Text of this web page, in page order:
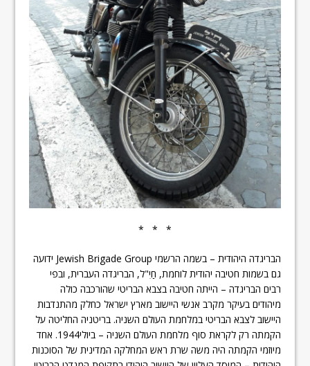
* * *
הבריגדה היהודית – בשמה הרשמי Jewish Brigade Group ידועה
גם בשמות חטיבה יהודית לוחמת, חַיִ"ל, הבריגדה העברית, ובפי
רבים הבריגדה – הייתה חטיבה בצבא הבריטי שהורכבה כולה
מיהודים בעיקר מקרב אנשי היישוב מארץ ישראל כחלק מהתנדבות
היישוב לצבא הבריטי במלחמת העולם השניה. בריטניה החליטה על
הקמתה רק לקראת סוף מלחמת העולם השניה – ביולי1944. אחד
מיוזמי הקמתה היה משה שרת ראש המחלקה המדינית של הסוכנות